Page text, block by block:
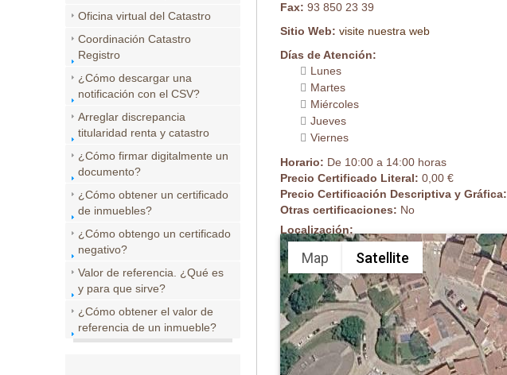
Fax: 93 850 23 39
Sitio Web: visite nuestra web
Días de Atención:
Lunes
Martes
Miércoles
Jueves
Viernes
Horario: De 10:00 a 14:00 horas
Precio Certificado Literal: 0,00 €
Precio Certificación Descriptiva y Gráfica:
Otras certificaciones: No
Localización:
Map Satellite
Oficina virtual del Catastro
Coordinación Catastro
Registro
¿Cómo descargar una
notificación con el CSV?
Arreglar discrepancia
titularidad renta y catastro
¿Cómo firmar digitalmente un
documento?
¿Cómo obtener un certificado
de inmuebles?
¿Cómo obtengo un certificado
negativo?
Valor de referencia. ¿Qué es
y para que sirve?
¿Cómo obtener el valor de
referencia de un inmueble?